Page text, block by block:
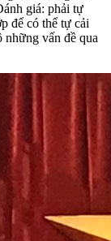
giá: phải tự
để có thể tự cải
vấn đề qua